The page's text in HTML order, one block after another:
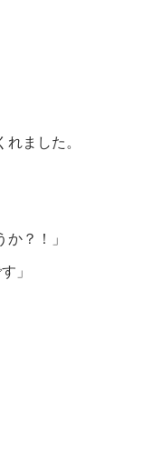
ました。
？！」
」